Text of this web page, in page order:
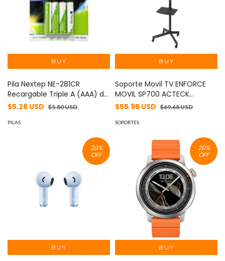
Pila Nextep NE-281CR
Recargable Triple A (AAA) de
1 - 2 voltios 800 mAh 4
HR03 NiMH 1.2V
$5.26 USD $5.80 USD
PILAS
Soporte Movil TV ENFORCE
MOVIL SP700 ACTECK
Soporte Movil Con Repisa
$55.95 USD $69.68 USD
SOPORTES
20%
OFF
20%
OFF